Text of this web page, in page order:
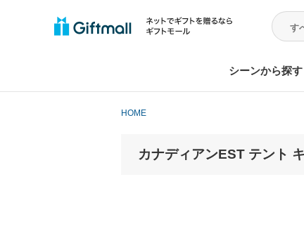
シーンから探す
HOME
カナディアンEST テント